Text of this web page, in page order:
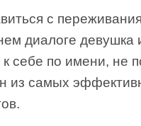
с
диалоге девушка
себе по имени, не
из самых